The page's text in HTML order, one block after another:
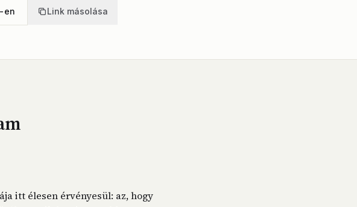
en Link másolása
itt élesen érvényesül: az, hogy